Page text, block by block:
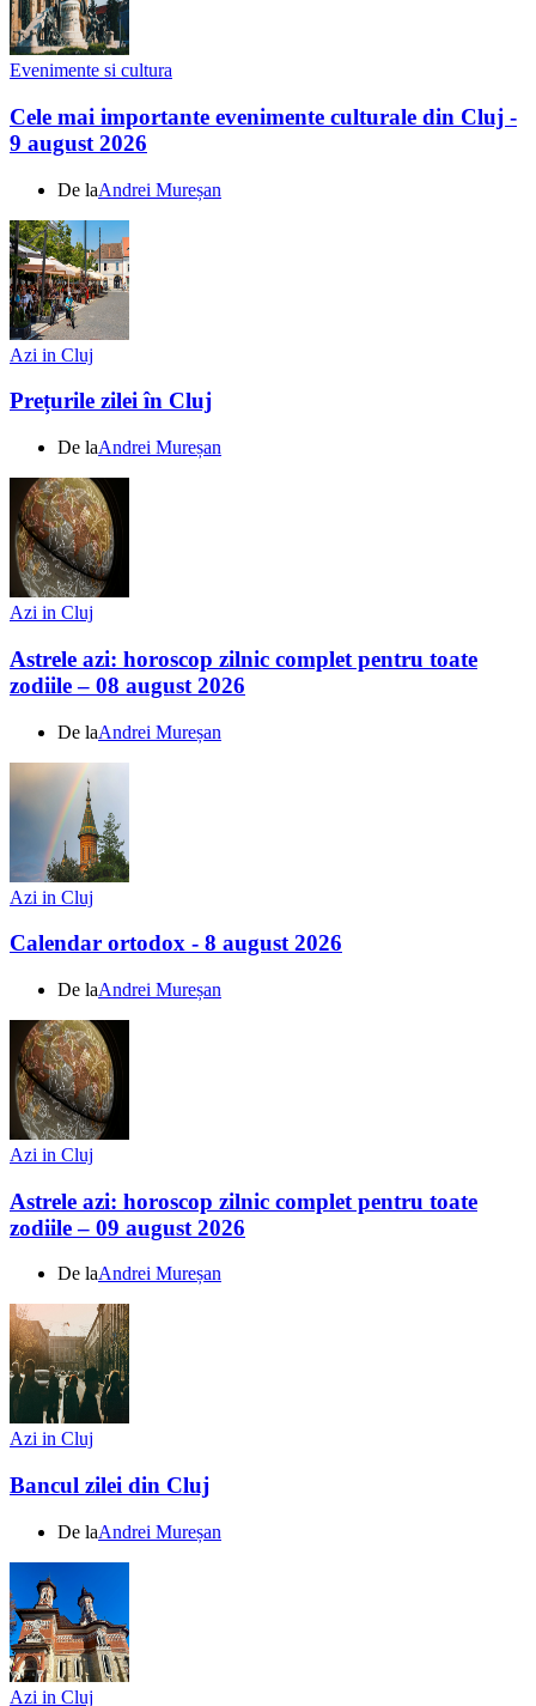
Evenimente si cultura
Cele mai importante evenimente culturale din Cluj -
9 august 2026
De laAndrei Mureșan
Azi in Cluj
Prețurile zilei în Cluj
De laAndrei Mureșan
Azi in Cluj
Astrele azi: horoscop zilnic complet pentru toate
zodiile – 08 august 2026
De laAndrei Mureșan
Azi in Cluj
Calendar ortodox - 8 august 2026
De laAndrei Mureșan
Azi in Cluj
Astrele azi: horoscop zilnic complet pentru toate
zodiile – 09 august 2026
De laAndrei Mureșan
Azi in Cluj
Bancul zilei din Cluj
De laAndrei Mureșan
Azi in Cluj